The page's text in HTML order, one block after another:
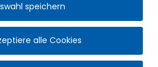
speichern
alle Cookies